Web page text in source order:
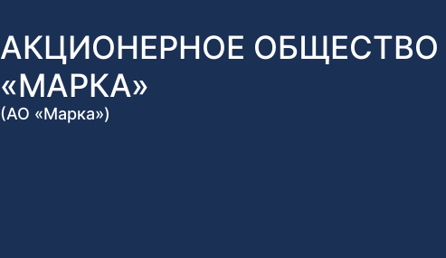
АКЦИОНЕРНОЕ ОБЩЕСТВО
«МАРКА»
(АО «Марка»)